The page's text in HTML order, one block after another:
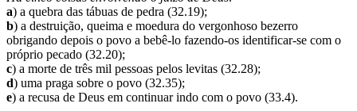
a) a quebra das tábuas de pedra (32.19);
b) a destruição, queima e moedura do ver­gonhoso bezerro
obrigando depois o povo a bebê-lo fazendo-os identificar-se com o
próprio peca­do (32.20);
c) a morte de três mil pessoas pelos levitas (32.28);
d) uma praga sobre o povo (32.35);
e) a recusa de Deus em continuar indo com o povo (33.4).